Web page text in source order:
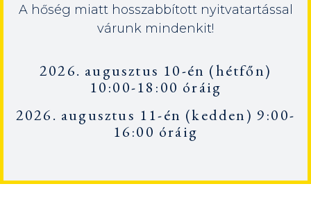
A hőség miatt hosszabbított nyitvatartással
várunk mindenkit!
2026. augusztus 10-én (hétfőn)
10:00-18:00 óráig
2026. augusztus 11-én (kedden) 9:00-
16:00 óráig